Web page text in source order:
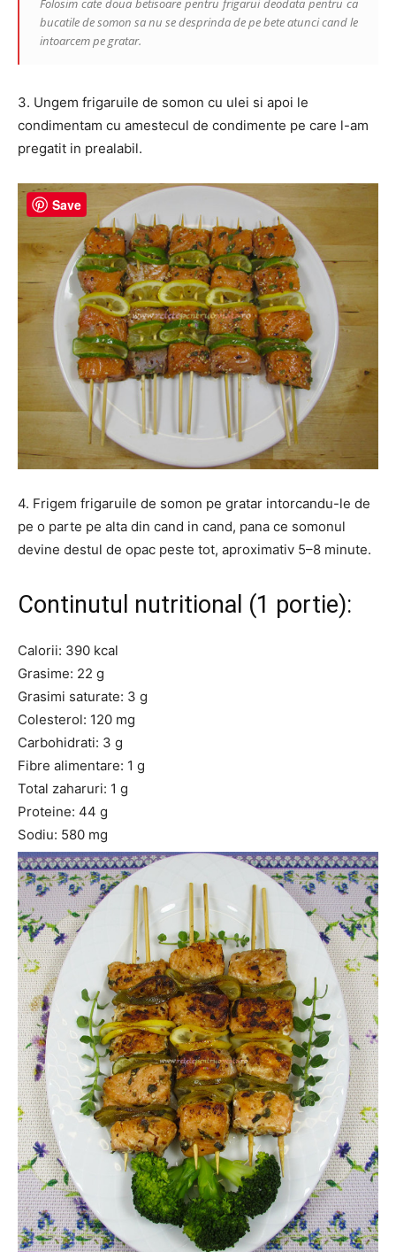
Folosim cate doua betisoare pentru frigarui deodata pentru ca
bucatile de somon sa nu se desprinda de pe bete atunci cand le
intoarcem pe gratar.
3. Ungem frigaruile de somon cu ulei si apoi le
condimentam cu amestecul de condimente pe care l-am
pregatit in prealabil.
4. Frigem frigaruile de somon pe gratar intorcandu-le de
pe o parte pe alta din cand in cand, pana ce somonul
devine destul de opac peste tot, aproximativ 5–8 minute.
Continutul nutritional (1 portie):
Calorii: 390 kcal
Grasime: 22 g
Grasimi saturate: 3 g
Colesterol: 120 mg
Carbohidrati: 3 g
Fibre alimentare: 1 g
Total zaharuri: 1 g
Proteine: 44 g
Sodiu: 580 mg
Save